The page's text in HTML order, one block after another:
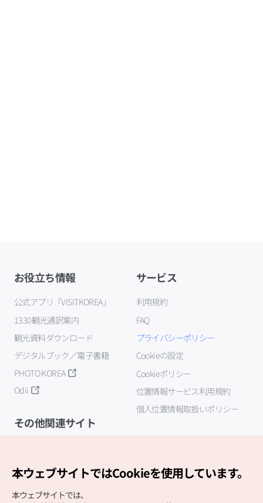
お役立ち情報
公式アプリ「VISITKOREA」
1330観光通訳案内
観光資料ダウンロード
デジタルブック／電子書籍
PHOTO KOREA
Odii
サービス
利用規約
FAQ
プライバシーポリシー
Cookieの設定
Cookieポリシー
位置情報サービス利用規約
個人位置情報取扱いポリシー
その他関連サイト
本ウェブサイトではCookieを使用しています。
本ウェブサイトでは、